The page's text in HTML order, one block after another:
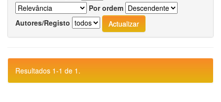
Por ordem
Autores/Registo
Resultados 1-1 de 1.